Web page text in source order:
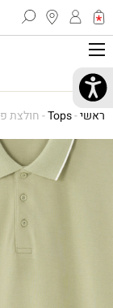
ראשי-
Tops
-חולצת